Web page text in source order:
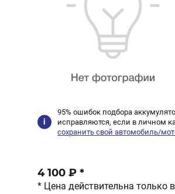
95% ошибок подбора
исправляются, если в личном
сохранить свой автомобиль/
4 100 ₽ *
* Цена действительна только